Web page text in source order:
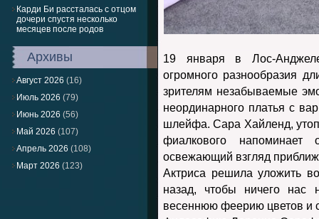
Карди Би рассталась с отцом
дочери спустя несколько
месяцев после родов
Архивы
Август 2026 (16)
Июль 2026 (79)
Июнь 2026 (56)
Май 2026 (107)
Апрель 2026 (108)
Март 2026 (123)
19 января в Лос-
огромного разнообразия
зрителям незабываемые
неординарного платья с
шлейфа. Сара Хайленд,
фиалкового
освежающий взгляд
Актриса решила уложить
назад, чтобы ничего нас
весеннюю феерию цветов и